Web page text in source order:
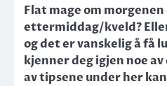
Flat mage om
ettermiddag/kveld?
og det er vanskelig å få
kjenner deg igjen noe
av tipsene under her